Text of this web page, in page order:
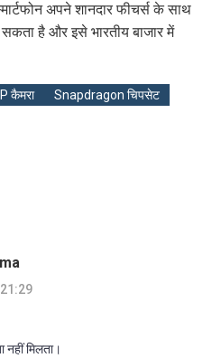
अपने शानदार फीचर्स के साथ
है और इसे भारतीय बाजार में
कैमरा
Snapdragon चिपसेट
मिलता।